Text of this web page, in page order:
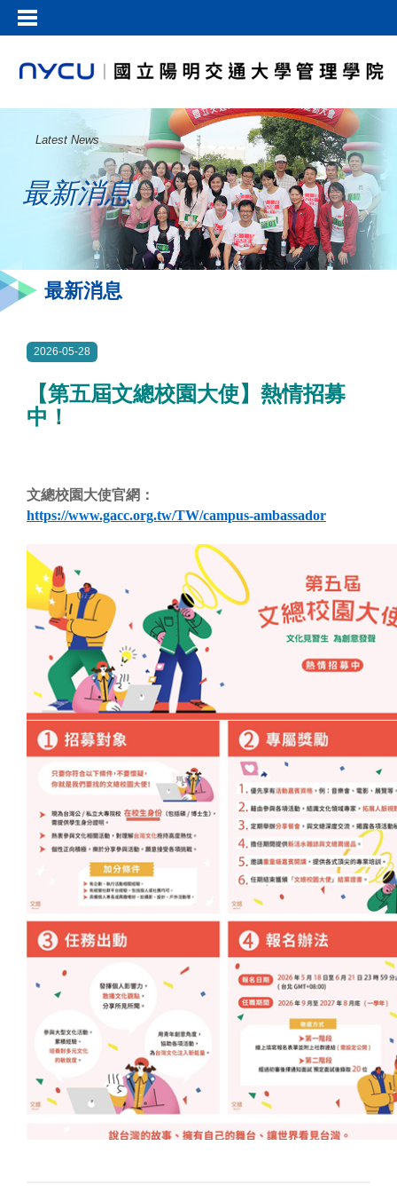
Latest News
最新消息
最新消息
2026-05-28
【第五屆文總校園大使】熱情招募
中！
文總校園大使官網：
https://www.gacc.org.tw/TW/campus-ambassador